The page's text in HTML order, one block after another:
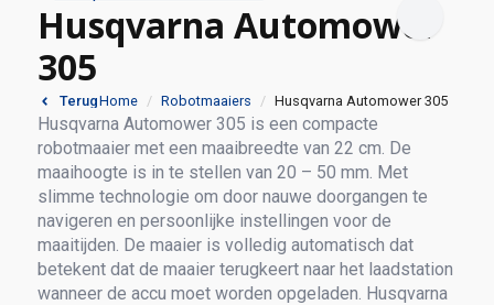
Husqvarna Automower
305
TerugHome Robotmaaiers Husqvarna Automower 305
Husqvarna Automower 305 is een compacte
robotmaaier met een maaibreedte van 22 cm. De
maaihoogte is in te stellen van 20 – 50 mm. Met
slimme technologie om door nauwe doorgangen te
navigeren en persoonlijke instellingen voor de
maaitijden. De maaier is volledig automatisch dat
betekent dat de maaier terugkeert naar het laadstation
wanneer de accu moet worden opgeladen. Husqvarna